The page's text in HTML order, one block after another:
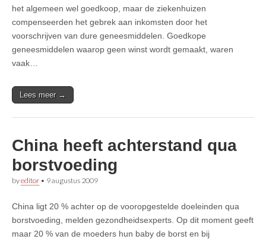
het algemeen wel goedkoop, maar de ziekenhuizen
compenseerden het gebrek aan inkomsten door het
voorschrijven van dure geneesmiddelen. Goedkope
geneesmiddelen waarop geen winst wordt gemaakt, waren
vaak…
Lees meer →
China heeft achterstand qua
borstvoeding
byeditor • 9 augustus 2009
China ligt 20 % achter op de vooropgestelde doeleinden qua
borstvoeding, melden gezondheidsexperts. Op dit moment geeft
maar 20 % van de moeders hun baby de borst en bij